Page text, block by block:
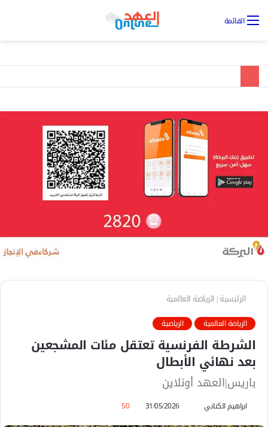
القائمة
الرئيسية| الرياضة العالمية
الرياضة العالمية الرياضية
الشرطة الفرنسية تعتقل مئات المشجعين
بعد نهائي الأبطال
باريس|العهد أونلاين
ابراهيم الكناني 31/05/2026
50